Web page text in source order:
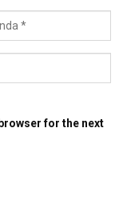
for the next